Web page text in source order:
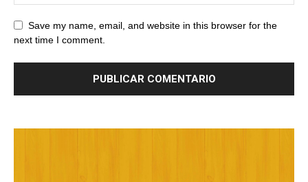
Save my name, email, and website in this browser for the
next time I comment.